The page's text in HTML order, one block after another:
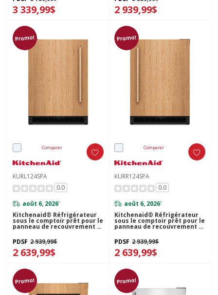
3 339,99$ 2 939,99$
Promo!
Comparer
KURL124SPA
0.0
août 6, 2026*
Kitchenaid® Réfrigérateur
sous le comptoir prêt pour le
panneau de recouvrement -
24 po KURL124SPA
PDSF 2 939,99$
2 639,99$
Promo!
Comparer
KURR124SPA
0.0
août 6, 2026*
Kitchenaid® Réfrigérateur
sous le comptoir prêt pour le
panneau de recouvrement -
24 po KURR124SPA
PDSF 2 939,99$
2 639,99$
Promo! Promo!